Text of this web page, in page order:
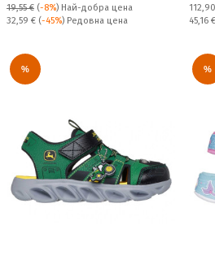
19,55 € (-8%) Най-добра цена
Редовна цена:
32,59 € (-45%) Редовна цена 45,16 €
% %